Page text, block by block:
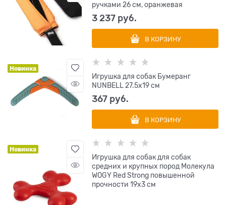
ручками 26 см, оранжевая
3 237 руб.
В КОРЗИНУ
Новинка
Игрушка для собак Бумеранг
NUNBELL 27.5х19 см
367 руб.
В КОРЗИНУ
Новинка
Игрушка для собак для собак
средних и крупных пород Молекула
WOGY Red Strong повышенной
прочности 19х3 см